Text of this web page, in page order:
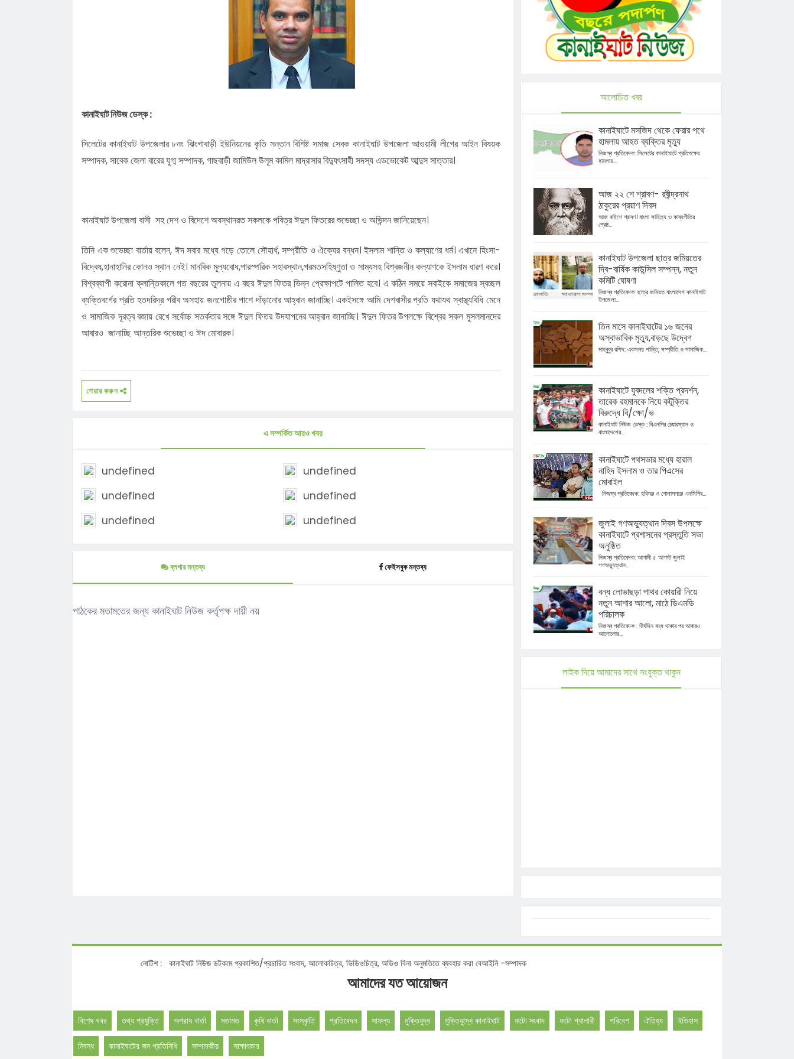
লোভাছড়ার জব্দকৃত পাথর পা'চা'র'কালে ভলগেটসহ
রাত পোহালেই কানাইঘাটে এনসিপির পদযাত্রা, আসছেন
ধনমাইরমাটি সরকারি প্রাথমিক বিদ্যালয়ের এসএমসি
সভাপতি ফের হাফিজ আহমদ সুজন
কানাইঘাটে ইসলামী ব্যাংকের রেমিট্যান্স গ্রাহক সমাবেশ,
আটগ্রামে পাচার
কানাইঘাটের বিশিষ্ট সালিশ ব্যক্তিত্ব ওয়াছির আলীর
ইন্তেকাল
কানাইঘাট নিউজ ডেস্ক :
সিলেটের কানাইঘাট উপজেলার ৮নং ঝিংগাবাড়ী ইউনিয়নের কৃতি সন্তান বিশিষ্ট সমাজ সেবক কানাইঘাট উপজেলা আওয়ামী লীগের আইন বিষয়ক
সম্পাদক, সাবেক জেলা বারের যুগ্ম সম্পাদক, গাছবাড়ী জামিউল উলূম কামিল মাদ্রাসার বিদ্যুৎসাহী সদস্য এডভোকেট আব্দুস সাত্তার।
কানাইঘাট উপজেলা বাসী সহ দেশ ও বিদেশে অবস্থানরত সকলকে পবিত্র ঈদুল ফিতরের শুভেচ্ছা ও অভিন্দন জানিয়েছেন।
তিনি এক শুভেচ্ছা বার্তায় বলেন, ঈদ সবার মধ্যে গড়ে তোলে সৌহার্ধ, সম্প্রীতি ও ঐক্যের বন্ধন। ইসলাম শান্তি ও কল্যাণের ধর্ম। এখানে হিংসা-
বিদ্বেষ,হানাহানির কোনও স্থান নেই। মানবিক মূল্যবোধ,পারস্পরিক সহাবস্থান,পরমতসহিষ্ণুতা ও সাম্যসহ বিশ্বজনীন কল্যাণকে ইসলাম ধারণ করে।
বিশ্বব্যাপী করোনা ক্লান্তিকালে গত বছরের তুলনায় এ বছর ঈদুল ফিতর ভিন্ন প্রেক্ষাপটে পালিত হবে। এ কঠিন সময়ে সবাইকে সমাজের স্বচ্ছল
ব্যক্তিবর্গের প্রতি হতদরিদ্র গরীব অসহায় জনগোষ্ঠীর পাশে দাঁড়ানোর আহ্বান জানাচ্ছি। একইসঙ্গে আমি দেশবাসীর প্রতি যথাযথ স্বাস্থ্যবিধি মেনে
ও সামাজিক দূরত্ব বজায় রেখে সর্বোচ্চ সতর্কতার সঙ্গে ঈদুল ফিতর উদযাপনের আহ্বান জানাচ্ছি। ঈদুল ফিতর উপলক্ষে বিশ্বের সকল মুসলমানদের
আবারও জানাচ্ছি আন্তরিক শুভেচ্ছা ও ঈদ মোবারক।
শেয়ার করুন
এ সম্পর্কিত আরও খবর
undefined
undefined
undefined
undefined
undefined
undefined
ব্লগার মন্তব্য ফেইসবুক মন্তব্য
পাঠকের মতামতের জন্য কানাইঘাট নিউজ কর্তৃপক্ষ দায়ী নয়
আলোচিত খবর
কানাইঘাটে মসজিদ থেকে ফেরার পথে
হামলায় আহত ব্যক্তির মৃত্যু
নিজস্ব প্রতিবেদক: সিলেটের কানাইঘাটে প্রতিপক্ষের
হামলায়...
আজ ২২ শে শ্রাবণ- রবীন্দ্রনাথ
ঠাকুরের প্রয়াণ দিবস
আজ বাইশে শ্রাবণ। বাংলা সাহিত্য ও কাব্যগীতির
শ্রেষ্ঠ...
কানাইঘাট উপজেলা ছাত্র জমিয়তের
দ্বি-বার্ষিক কাউন্সিল সম্পন্ন, নতুন
কমিটি ঘোষণা
নিজস্ব প্রতিবেদক: ছাত্র জমিয়ত বাংলাদেশ কানাইঘাট
উপজেলা...
তিন মাসে কানাইঘাটের ১৬ জনের
অস্বাভাবিক মৃত্যু,বাড়ছে উদ্বেগ
মাহবুবুর রশিদ: একসময় শান্তি, সম্প্রীতি ও সামাজিক...
কানাইঘাটে যুবদলের শক্তি প্রদর্শন,
তারেক রহমানকে নিয়ে কটূক্তির
বিরুদ্ধে বি/ক্ষো/ভ
কানাইঘাট নিউজ ডেস্ক : বিএনপির চেয়ারম্যান ও
বাংলাদেশের...
কানাইঘাটে পথসভার মধ্যে হারাল
নাহিদ ইসলাম ও তার পিএসের
মোবাইল
নিজস্ব প্রতিবেদক: হবিগঞ্জ ও গোলাপগঞ্জে এনসিপির...
জুলাই গণঅভ্যুত্থান দিবস উপলক্ষে
কানাইঘাটে প্রশাসনের প্রস্তুতি সভা
অনুষ্ঠিত
নিজস্ব প্রতিবেদক: আগামী ৫ আগস্ট জুলাই
গণঅভ্যুত্থান...
বন্ধ লোভাছড়া পাথর কোয়ারী নিয়ে
নতুন আশার আলো, মাঠে ডিএমডি
পরিচালক
নিজস্ব প্রতিবেদক : দীর্ঘদিন বন্ধ থাকার পর আবারও
আলোচনার...
লাইক দিয়ে আমাদের সাথে সংযুক্ত থাকুন
নোটিশ :কানাইঘাট নিউজ ডটকমে প্রকাশিত/প্রচারিত সংবাদ, আলোকচিত্র, ভিডিওচিত্র, অডিও বিনা অনুমতিতে ব্যবহার করা বেআইনি -সম্পাদক
আমাদের যত আয়োজন
বিশেষ খবর তথ্য প্রযুক্তি অপরাধ বার্তা মতামত কৃষি বার্তা সংস্কৃতি প্রতিবেদন সাফল্য মুক্তিযুদ্ধ মুক্তিযুদ্ধে কানাইঘাট ফটো সংবাদ ফটো গ্যালারী পরিবেশ ঐতিহ্য ইতিহাস
নিবন্ধ কানাইঘাটের জন প্রতিনিধি সম্পাদকীয় সাক্ষাৎকার